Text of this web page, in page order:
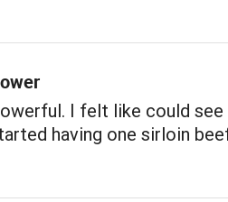
I felt like could
having one sirloin